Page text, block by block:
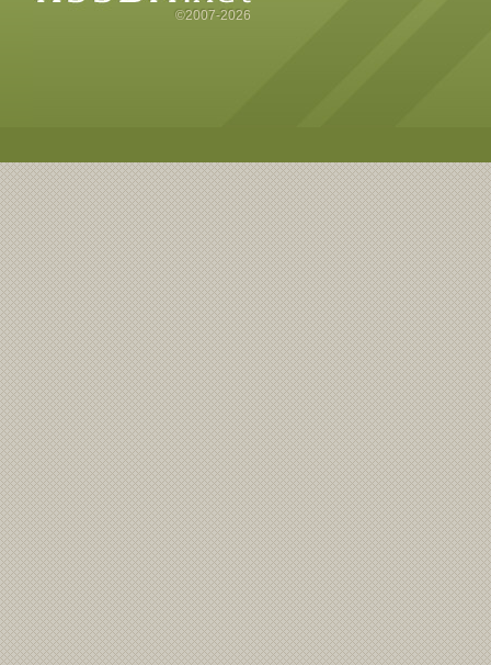
©2007-2026